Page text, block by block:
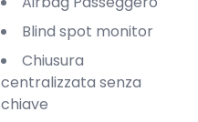
Blind spot monitor
Chiusura
centralizzata senza
chiave